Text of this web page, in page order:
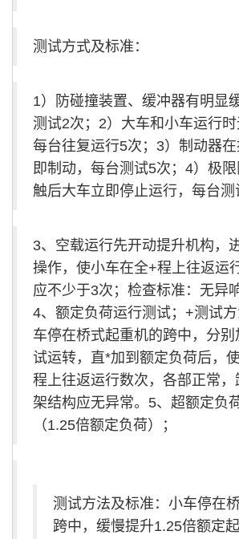
测试方式及标准：
1）防碰撞装置、缓冲器有明显
测试2次；2）大车和小车运行时
每台往复运行5次；3）制动器
即制动，每台测试5次；4）极
触后大车立即停止运行，每台测
3、空载运行先开动提升机构，
操作，使小车在全+程上往返运
应不少于3次；检查标准：无异
4、额定负荷运行测试；+测试
车停在桥式起重机的跨中，分
试运转，直*加到额定负荷后，
程上往返运行数次，各部正常
架结构应无异常。5、超额定负
（1.25倍额定负荷）；
测试方法及标准：小车停在
跨中，缓慢提升1.25倍额定